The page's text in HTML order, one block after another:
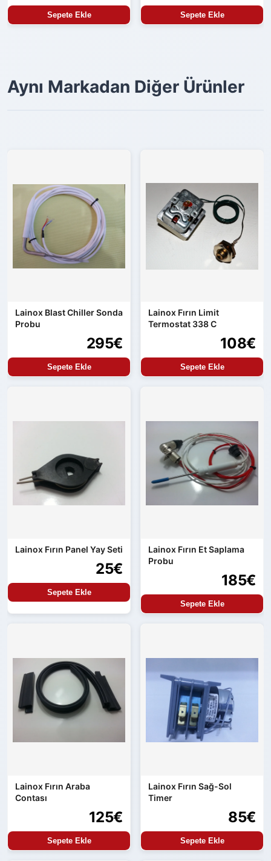
Sepete Ekle Sepete Ekle
Aynı Markadan Diğer Ürünler
Lainox Blast Chiller Sonda
Probu
295€
Sepete Ekle
Lainox Fırın Limit
Termostat 338 C
108€
Sepete Ekle
Lainox Fırın Panel Yay Seti
25€
Sepete Ekle
Lainox Fırın Et Saplama
Probu
185€
Sepete Ekle
Lainox Fırın Araba
Contası
125€
Sepete Ekle
Lainox Fırın Sağ-Sol
Timer
85€
Sepete Ekle